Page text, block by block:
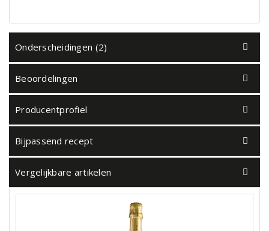
Onderscheidingen (2)
Beoordelingen
Producentprofiel
Bijpassend recept
Vergelijkbare artikelen